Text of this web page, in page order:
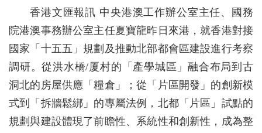
香港文匯報訊 中央港澳工作辦公室主任、國務
院港澳事務辦公室主任夏寶龍昨日來港，就香港對接
國家「十五五」規劃及推動北部都會區建設進行考察
調研。從洪水橋/厦村的「產學城區」融合布局到古
洞北的房屋供應「糧倉」；從「片區開發」的創新模
式到「拆牆鬆綁」的專屬法例，北都「片區」試點的
規劃與建設體現了前瞻性、系統性和創新性，成為整